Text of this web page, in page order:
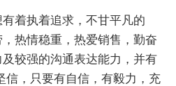
着执着追求，不甘平凡的
热情稳重，热爱销售，勤奋
较强的沟通表达能力，并有
信，只要有自信，有毅力，充